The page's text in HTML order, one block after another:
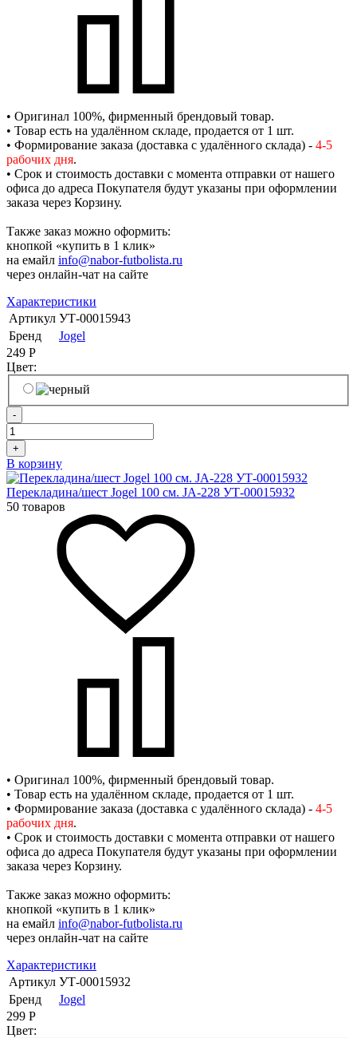
• Оригинал 100%, фирменный брендовый товар.
• Товар есть на удалённом складе, продается от 1 шт.
• Формирование заказа (доставка с удалённого склада) - 4-5
рабочих дня.
• Срок и стоимость доставки с момента отправки от нашего
офиса до адреса Покупателя будут указаны при оформлении
заказа через Корзину.
Также заказ можно оформить:
кнопкой «купить в 1 клик»
на емайл info@nabor-futbolista.ru
через онлайн-чат на сайте
Характеристики
Артикул УТ-00015943
Бренд
Jogel
249 Р
Цвет:
-
+
В корзину
Перекладина/шест Jogel 100 см. JA-228 УТ-00015932
50 товаров
• Оригинал 100%, фирменный брендовый товар.
• Товар есть на удалённом складе, продается от 1 шт.
• Формирование заказа (доставка с удалённого склада) - 4-5
рабочих дня.
• Срок и стоимость доставки с момента отправки от нашего
офиса до адреса Покупателя будут указаны при оформлении
заказа через Корзину.
Также заказ можно оформить:
кнопкой «купить в 1 клик»
на емайл info@nabor-futbolista.ru
через онлайн-чат на сайте
Характеристики
Артикул УТ-00015932
Бренд
Jogel
299 Р
Цвет: